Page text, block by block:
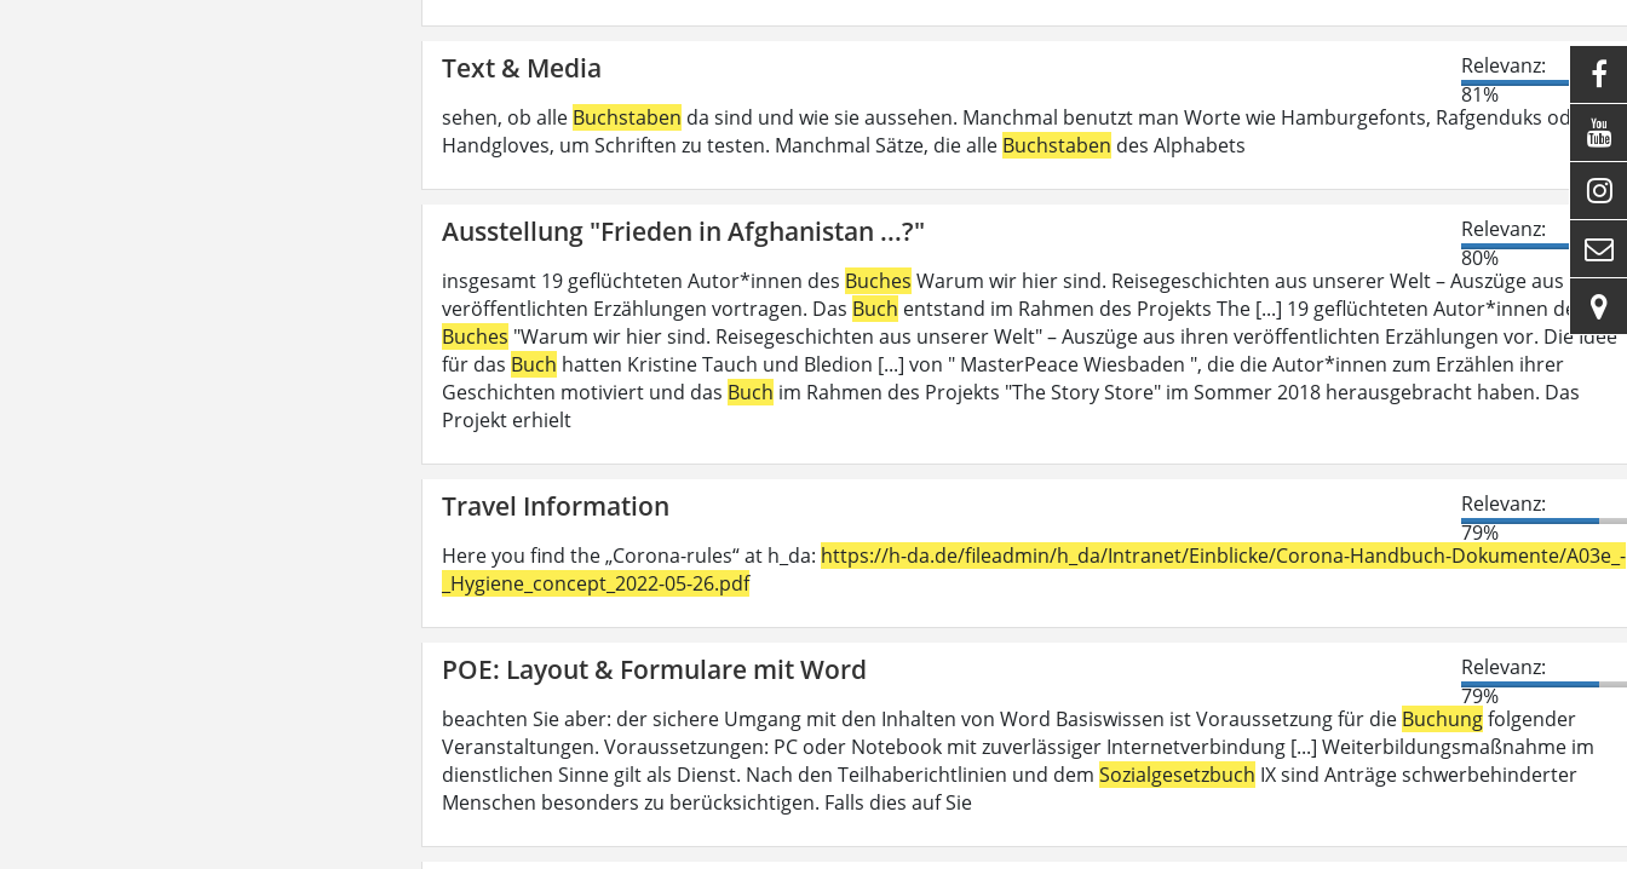
Text & Media
Relevanz:
81%
sehen, ob alle Buchstaben da sind und wie sie aussehen. Manchmal benutzt man Worte wie Hamburgefonts, Rafgenduks oder
Handgloves, um Schriften zu testen. Manchmal Sätze, die alle Buchstaben des Alphabets
Ausstellung "Frieden in Afghanistan ...?"
Relevanz:
80%
insgesamt 19 geflüchteten Autor*innen des Buches Warum wir hier sind. Reisegeschichten aus unserer Welt – Auszüge aus ihren
veröffentlichten Erzählungen vortragen. Das Buch entstand im Rahmen des Projekts The [...] 19 geflüchteten Autor*innen des
Buches "Warum wir hier sind. Reisegeschichten aus unserer Welt" – Auszüge aus ihren veröffentlichten Erzählungen vor. Die Idee
für das Buch hatten Kristine Tauch und Bledion [...] von " MasterPeace Wiesbaden ", die die Autor*innen zum Erzählen ihrer
Geschichten motiviert und das Buch im Rahmen des Projekts "The Story Store" im Sommer 2018 herausgebracht haben. Das
Projekt erhielt
Travel Information
Relevanz:
79%
Here you find the „Corona-rules“ at h_da: https://h-da.de/fileadmin/h_da/Intranet/Einblicke/Corona-Handbuch-Dokumente/A03e_-
_Hygiene_concept_2022-05-26.pdf
POE: Layout & Formulare mit Word
Relevanz:
79%
beachten Sie aber: der sichere Umgang mit den Inhalten von Word Basiswissen ist Voraussetzung für die Buchungfolgender
Veranstaltungen. Voraussetzungen: PC oder Notebook mit zuverlässiger Internetverbindung [...] Weiterbildungsmaßnahme im
dienstlichen Sinne gilt als Dienst. Nach den Teilhaberichtlinien und dem Sozialgesetzbuch IX sind Anträge schwerbehinderter
Menschen besonders zu berücksichtigen. Falls dies auf Sie




